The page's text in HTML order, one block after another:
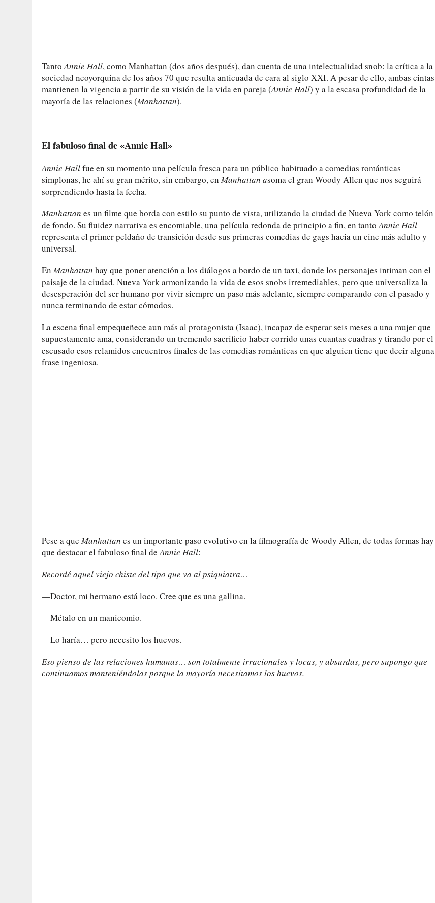
TantoAnnie Hall, como Manhattan (dos años después), dan cuenta de una intelectualidad snob: la crítica a la
sociedad neoyorquina de los años 70 que resulta anticuada de cara al siglo XXI. A pesar de ello, ambas cintas
mantienen la vigencia a partir de su visión de la vida en pareja (Annie Hall) y a la escasa profundidad de la
mayoría de las relaciones (Manhattan).
El fabuloso final de «Annie Hall»
Annie Hallfue en su momento una película fresca para un público habituado a comedias románticas
simplonas, he ahí su gran mérito, sin embargo, enManhattan asoma el gran Woody Allen que nos seguirá
sorprendiendo hasta la fecha.
Manhattan es un filme que borda con estilo su punto de vista, utilizando la ciudad de Nueva York como telón
de fondo. Su fluidez narrativa es encomiable, una película redonda de principio a fin, en tantoAnnie Hall
representa el primer peldaño de transición desde sus primeras comedias de gags hacia un cine más adulto y
universal.
EnManhattan hay que poner atención a los diálogos a bordo de un taxi, donde los personajes intiman con el
paisaje de la ciudad. Nueva York armonizando la vida de esos snobs irremediables, pero que universaliza la
desesperación del ser humano por vivir siempre un paso más adelante, siempre comparando con el pasado y
nunca terminando de estar cómodos.
La escena final empequeñece aun más al protagonista (Isaac), incapaz de esperar seis meses a una mujer que
supuestamente ama, considerando un tremendo sacrificio haber corrido unas cuantas cuadras y tirando por el
escusado esos relamidos encuentros finales de las comedias románticas en que alguien tiene que decir alguna
frase ingeniosa.
Pese a queManhattan es un importante paso evolutivo en la filmografía de Woody Allen, de todas formas hay
que destacar el fabuloso final deAnnie Hall:
Recordé aquel viejo chiste del tipo que va al psiquiatra…
—Doctor, mi hermano está loco. Cree que es una gallina.
—Métalo en un manicomio.
—Lo haría… pero necesito los huevos.
Eso pienso de las relaciones humanas… son totalmente irracionales y locas, y absurdas, pero supongo que
continuamos manteniéndolas porque la mayoría necesitamos los huevos.